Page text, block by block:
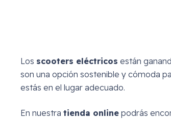
Los scooters eléctricos están
son una opción sostenible y cómoda
estás en el lugar adecuado.
En nuestra tienda online podrás